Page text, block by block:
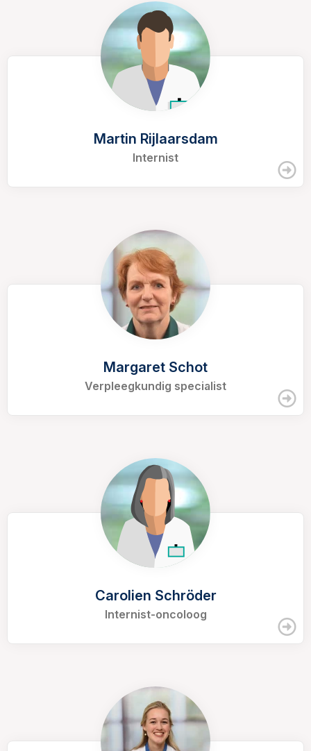
Martin Rijlaarsdam
Internist
Margaret Schot
Verpleegkundig specialist
Carolien Schröder
Internist-oncoloog